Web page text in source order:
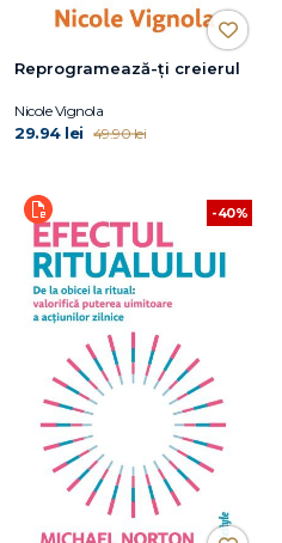
Reprogramează-ți creierul
Nicole Vignola
29.94 lei 49.90 lei
-40%